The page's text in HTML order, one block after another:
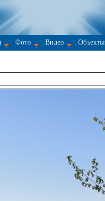
Фото Видео Объекты